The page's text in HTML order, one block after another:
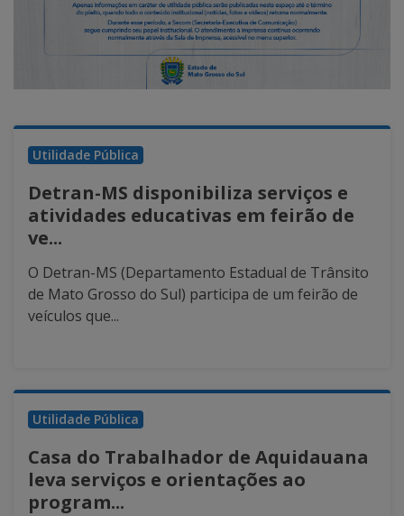
Utilidade Pública
Detran-MS disponibiliza serviços e
atividades educativas em feirão de
ve...
O Detran-MS (Departamento Estadual de Trânsito
de Mato Grosso do Sul) participa de um feirão de
veículos que...
Utilidade Pública
Casa do Trabalhador de Aquidauana
leva serviços e orientações ao
program...